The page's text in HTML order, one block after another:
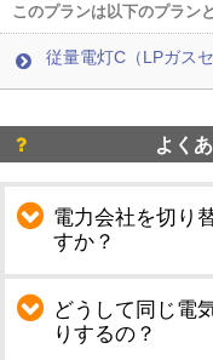
このプランは以下のプラン
従量電灯C（LPガスセ
よく
電力会社を切り
すか？
どうして同じ電
りするの？